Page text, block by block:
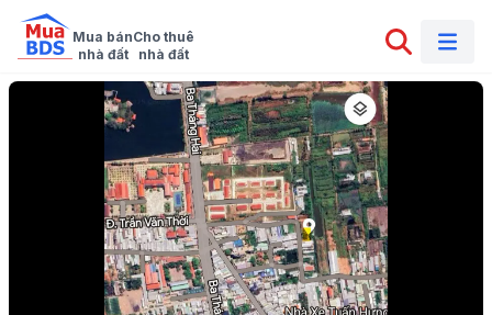
Mua bán
nhà đất
Cho thuê
nhà đất